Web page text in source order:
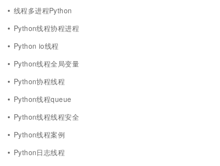
线程多进程Python
Python线程协程进程
Python io线程
Python线程全局变量
Python协程线程
Python线程queue
Python线程线程安全
Python线程案例
Python日志线程